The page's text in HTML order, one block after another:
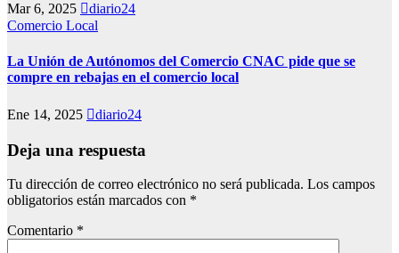
Mar 6, 2025
diario24
Comercio Local
La Unión de Autónomos del Comercio CNAC pide que se
compre en rebajas en el comercio local
Ene 14, 2025 diario24
Deja una respuesta
Tu dirección de correo electrónico no será publicada. Los campos
obligatorios están marcados con *
Comentario *